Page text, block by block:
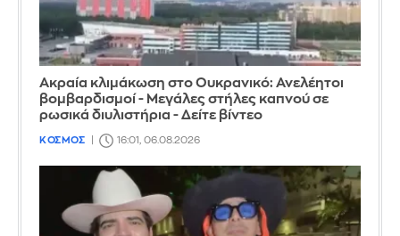
Ακραία κλιμάκωση στο Ουκρανικό: Ανελέητοι
βομβαρδισμοί - Μεγάλες στήλες καπνού σε
ρωσικά διυλιστήρια - Δείτε βίντεο
ΚΟΣΜΟΣ 16:01, 06.08.2026